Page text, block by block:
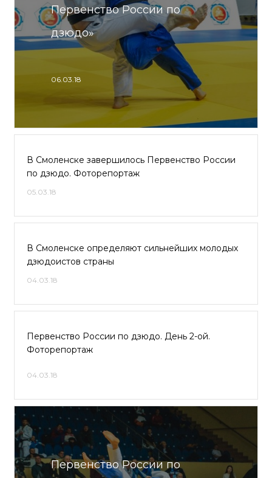
Первенство России по
дзюдо»
06.03.18
В Смоленске завершилось Первенство России
по дзюдо. Фоторепортаж
05.03.18
В Смоленске определяют сильнейших молодых
дзюдоистов страны
04.03.18
Первенство России по дзюдо. День 2-ой.
Фоторепортаж
04.03.18
Первенство России по